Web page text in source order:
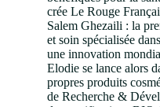
crée Le Rouge
Salem Ghezaili : la
et soin spécialisée
une innovation
Elodie se lance alors
propres produits
de Recherche &